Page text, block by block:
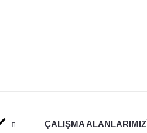
ÇALIŞMA ALANLARIMIZ